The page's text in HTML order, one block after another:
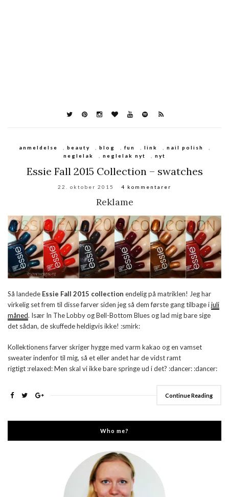
anmeldelse , beauty , blog , fun , link , nail polish
,
neglelak
, neglelak nyt , nyt
Essie Fall 2015 Collection – swatches
22. oktober 2015 4 kommentarer
Reklame
Så landede Essie Fall 2015 collection endelig på matriklen! Jeg har
virkelig set frem til disse farver siden jeg så dem første gang tilbage ijuli
måned. Især In The Lobby og Bell-Bottom Blues og lad mig bare sige
det sådan, de skuffede heldigvis ikke! :smirk:
Kollektionens farver skriger hygge med varm kakao og en vamset
sweater indenfor til mig, så et eller andet har de vidst ramt
rigtigt :relaxed: Men skal vi ikke bare springe ud i det? :dancer: :dancer:
Continue Reading
Who me?